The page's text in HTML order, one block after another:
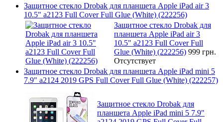
Защитное стекло Drobak для планшета Apple iPad air 3
10.5" a2123 Full Cover Full Glue (White) (222256)
Защитное стекло Drobak для
планшета Apple iPad air 3
10.5" a2123 Full Cover Full
Glue (White) (222256) 999 грн.
Отсутствует
Защитное стекло Drobak для планшета Apple iPad mini 5
7.9" a2124 2019 GPS Full Cover Full Glue (White) (222257)
Защитное стекло Drobak для
планшета Apple iPad mini 5 7.9"